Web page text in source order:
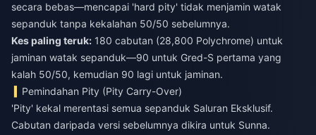
secara bebas—mencapai 'hard pity' tidak menjamin watak
sepanduk tanpa kekalahan 50/50 sebelumnya.
Kes paling teruk: 180 cabutan (28,800 Polychrome) untuk
jaminan watak sepanduk—90 untuk Gred-S pertama yang
kalah 50/50, kemudian 90 lagi untuk jaminan.
Pemindahan Pity (Pity Carry-Over)
'Pity' kekal merentasi semua sepanduk Saluran Eksklusif.
Cabutan daripada versi sebelumnya dikira untuk Sunna.